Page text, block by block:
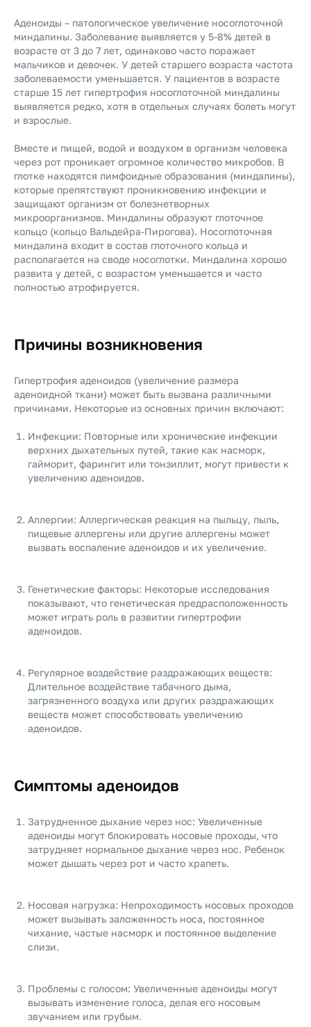
Аденоиды – патологическое увеличение носоглоточной
миндалины. Заболевание выявляется у 5-8% детей в
возрасте от 3 до 7 лет, одинаково часто поражает
мальчиков и девочек. У детей старшего возраста частота
заболеваемости уменьшается. У пациентов в возрасте
старше 15 лет гипертрофия носоглоточной миндалины
выявляется редко, хотя в отдельных случаях болеть могут
и взрослые.
Вместе и пищей, водой и воздухом в организм человека
через рот проникает огромное количество микробов. В
глотке находятся лимфоидные образования (миндалины),
которые препятствуют проникновению инфекции и
защищают организм от болезнетворных
микроорганизмов. Миндалины образуют глоточное
кольцо (кольцо Вальдейра-Пирогова). Носоглоточная
миндалина входит в состав глоточного кольца и
располагается на своде носоглотки. Миндалина хорошо
развита у детей, с возрастом уменьшается и часто
полностью атрофируется.
Причины возникновения
Гипертрофия аденоидов (увеличение размера
аденоидной ткани) может быть вызвана различными
причинами. Некоторые из основных причин включают:
Инфекции: Повторные или хронические инфекции
верхних дыхательных путей, такие как насморк,
гайморит, фарингит или тонзиллит, могут привести к
увеличению аденоидов.
Аллергии: Аллергическая реакция на пыльцу, пыль,
пищевые аллергены или другие аллергены может
вызвать воспаление аденоидов и их увеличение.
Генетические факторы: Некоторые исследования
показывают, что генетическая предрасположенность
может играть роль в развитии гипертрофии
аденоидов.
Регулярное воздействие раздражающих веществ:
Длительное воздействие табачного дыма,
загрязненного воздуха или других раздражающих
веществ может способствовать увеличению
аденоидов.
Симптомы аденоидов
Затрудненное дыхание через нос: Увеличенные
аденоиды могут блокировать носовые проходы, что
затрудняет нормальное дыхание через нос. Ребенок
может дышать через рот и часто храпеть.
Носовая нагрузка: Непроходимость носовых проходов
может вызывать заложенность носа, постоянное
чихание, частые насморк и постоянное выделение
слизи.
Проблемы с голосом: Увеличенные аденоиды могут
вызывать изменение голоса, делая его носовым
звучанием или грубым.